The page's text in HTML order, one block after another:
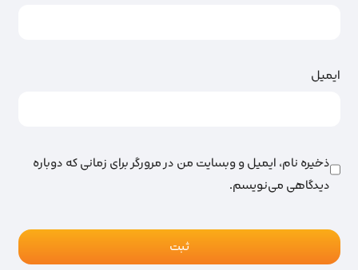
ایمیل
ذخیره نام، ایمیل و وبسایت من در مرورگر برای زمانی که دوباره
دیدگاهی می‌نویسم.